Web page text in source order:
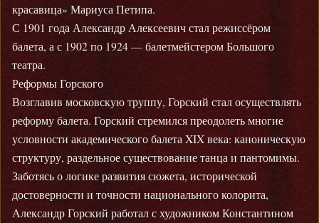
красавица» Мариуса Петипа.
С 1901 года Александр Алексеевич стал режиссёром
балета, а с 1902 по 1924 — балетмейстером Большого
театра.
Реформы Горского
Возглавив московскую труппу, Горский стал осуществлять
реформу балета. Горский стремился преодолеть многие
условности академического балета XIX века: каноническую
структуру, раздельное существование танца и пантомимы.
Заботясь о логике развития сюжета, исторической
достоверности и точности национального колорита,
Александр Горский работал с художником Константином